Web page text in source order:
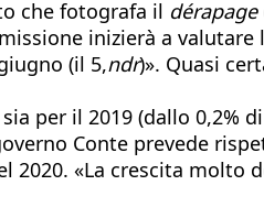
che fotografa il dérapage
inizierà a
(il 5,ndr)». Quasi
per il 2019 (dallo 0,2%
Conte prevede
2020. «La crescita